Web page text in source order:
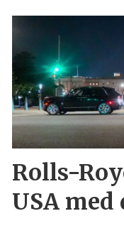
Rolls-
USA med